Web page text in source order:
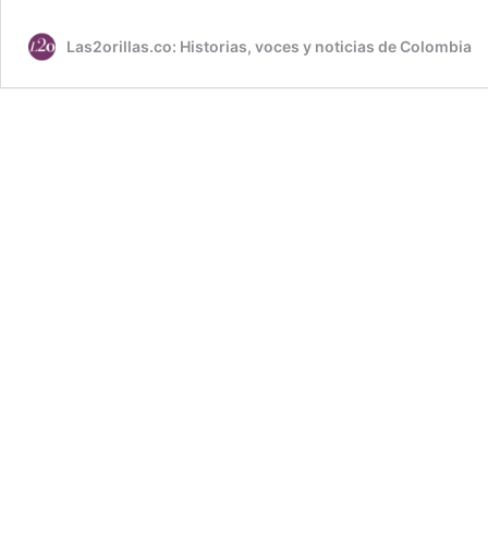
Las2orillas.co: Historias, voces y noticias de Colombia